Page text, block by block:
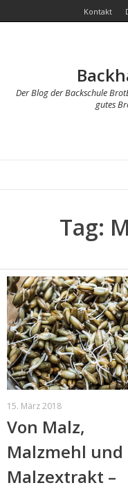
Kontakt
Der Blog der Backschule
gutes
Tag:
15. März 2018
Von Malz,
Malzmehl und
Malzextrakt –